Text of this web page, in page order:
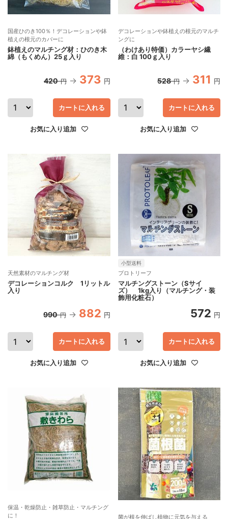
国産ひのき100％！デコレーションや鉢
植えの根元のカバーに
鉢植えのマルチング材：ひのき木
綿（もくめん）25ｇ入り
420 円 373 円
カートに入れる
お気に入り追加
デコレーションや鉢植えの根元のマルチ
ングに
（わけあり特価）カラーヤシ繊
維：白 100ｇ入り
528 円 311 円
カートに入れる
お気に入り追加
天然素材のマルチング材
デコレーションコルク 1リットル
入り
990 円 882 円
カートに入れる
お気に入り追加
小型送料
プロトリーフ
マルチングストーン（Sサイ
ズ） 1kg入り（マルチング・装
飾用化粧石）
572 円
カートに入れる
お気に入り追加
保温・乾燥防止・雑草防止・マルチング
に！
菌が根を伸ばし植物に元気を与える